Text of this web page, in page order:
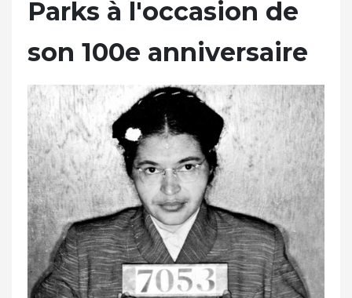
Parks à l'occasion de
son 100e anniversaire